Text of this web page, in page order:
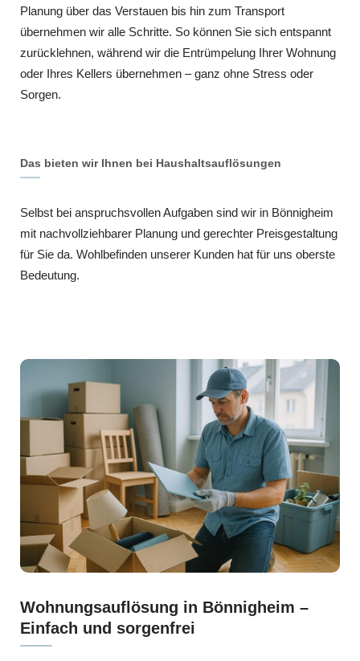
Planung über das Verstauen bis hin zum Transport
übernehmen wir alle Schritte. So können Sie sich entspannt
zurücklehnen, während wir die Entrümpelung Ihrer Wohnung
oder Ihres Kellers übernehmen – ganz ohne Stress oder
Sorgen.
Das bieten wir Ihnen bei Haushaltsauflösungen
Selbst bei anspruchsvollen Aufgaben sind wir in Bönnigheim
mit nachvollziehbarer Planung und gerechter Preisgestaltung
für Sie da. Wohlbefinden unserer Kunden hat für uns oberste
Bedeutung.
Wohnungsauflösung in Bönnigheim –
Einfach und sorgenfrei